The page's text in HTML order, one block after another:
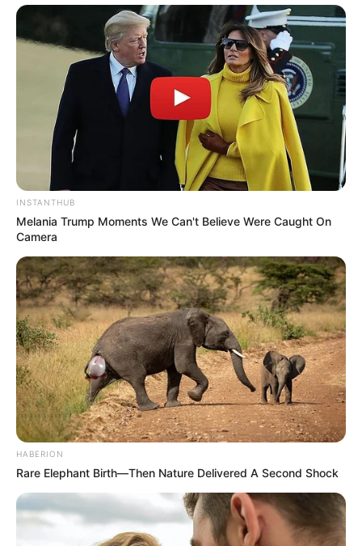
INSTANTHUB
Melania Trump Moments We Can't Believe Were Caught On
Camera
HABERION
Rare Elephant Birth—Then Nature Delivered A Second Shock